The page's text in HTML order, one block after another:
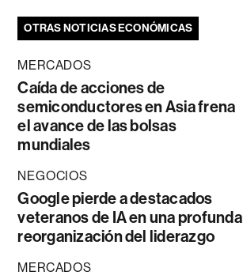
OTRAS NOTICIAS ECONÓMICAS
MERCADOS
Caída de acciones de
semiconductores en Asia frena
el avance de las bolsas
mundiales
NEGOCIOS
Google pierde a destacados
veteranos de IA en una profunda
reorganización del liderazgo
MERCADOS